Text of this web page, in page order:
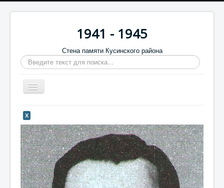
1941 - 1945
Стена памяти Кусинского района
Искать...
Включить/
выключить
Главная
Стена памяти
Баннеры
9 мая
Память в камне
Х